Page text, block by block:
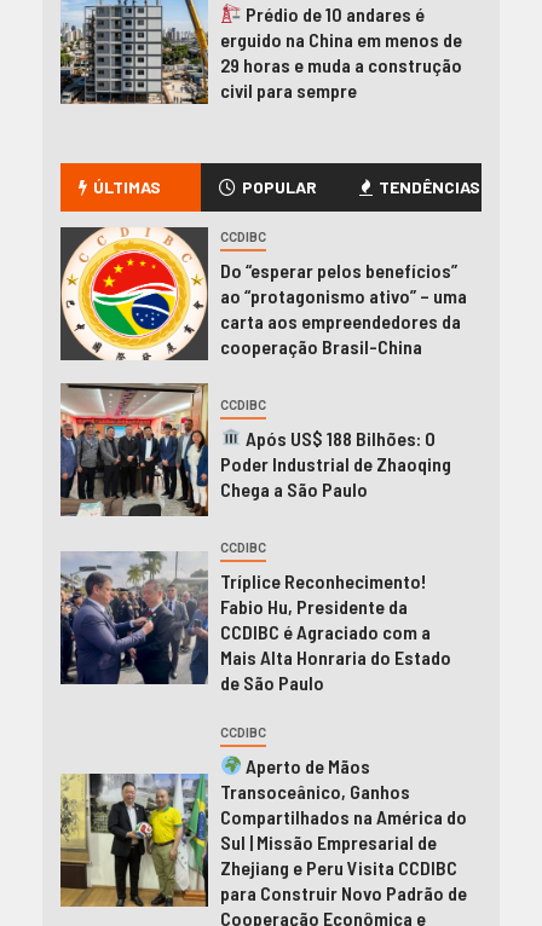
Prédio de 10 andares é
erguido na China em menos de
29 horas e muda a construção
civil para sempre
ÚLTIMAS POPULAR TENDÊNCIAS
CCDIBC
Do “esperar pelos benefícios”
ao “protagonismo ativo” – uma
carta aos empreendedores da
cooperação Brasil-China
CCDIBC
Após US$ 188 Bilhões: O
Poder Industrial de Zhaoqing
Chega a São Paulo
CCDIBC
Tríplice Reconhecimento!
Fabio Hu, Presidente da
CCDIBC é Agraciado com a
Mais Alta Honraria do Estado
de São Paulo
CCDIBC
Aperto de Mãos
Transoceânico, Ganhos
Compartilhados na América do
Sul | Missão Empresarial de
Zhejiang e Peru Visita CCDIBC
para Construir Novo Padrão de
Cooperação Econômica e